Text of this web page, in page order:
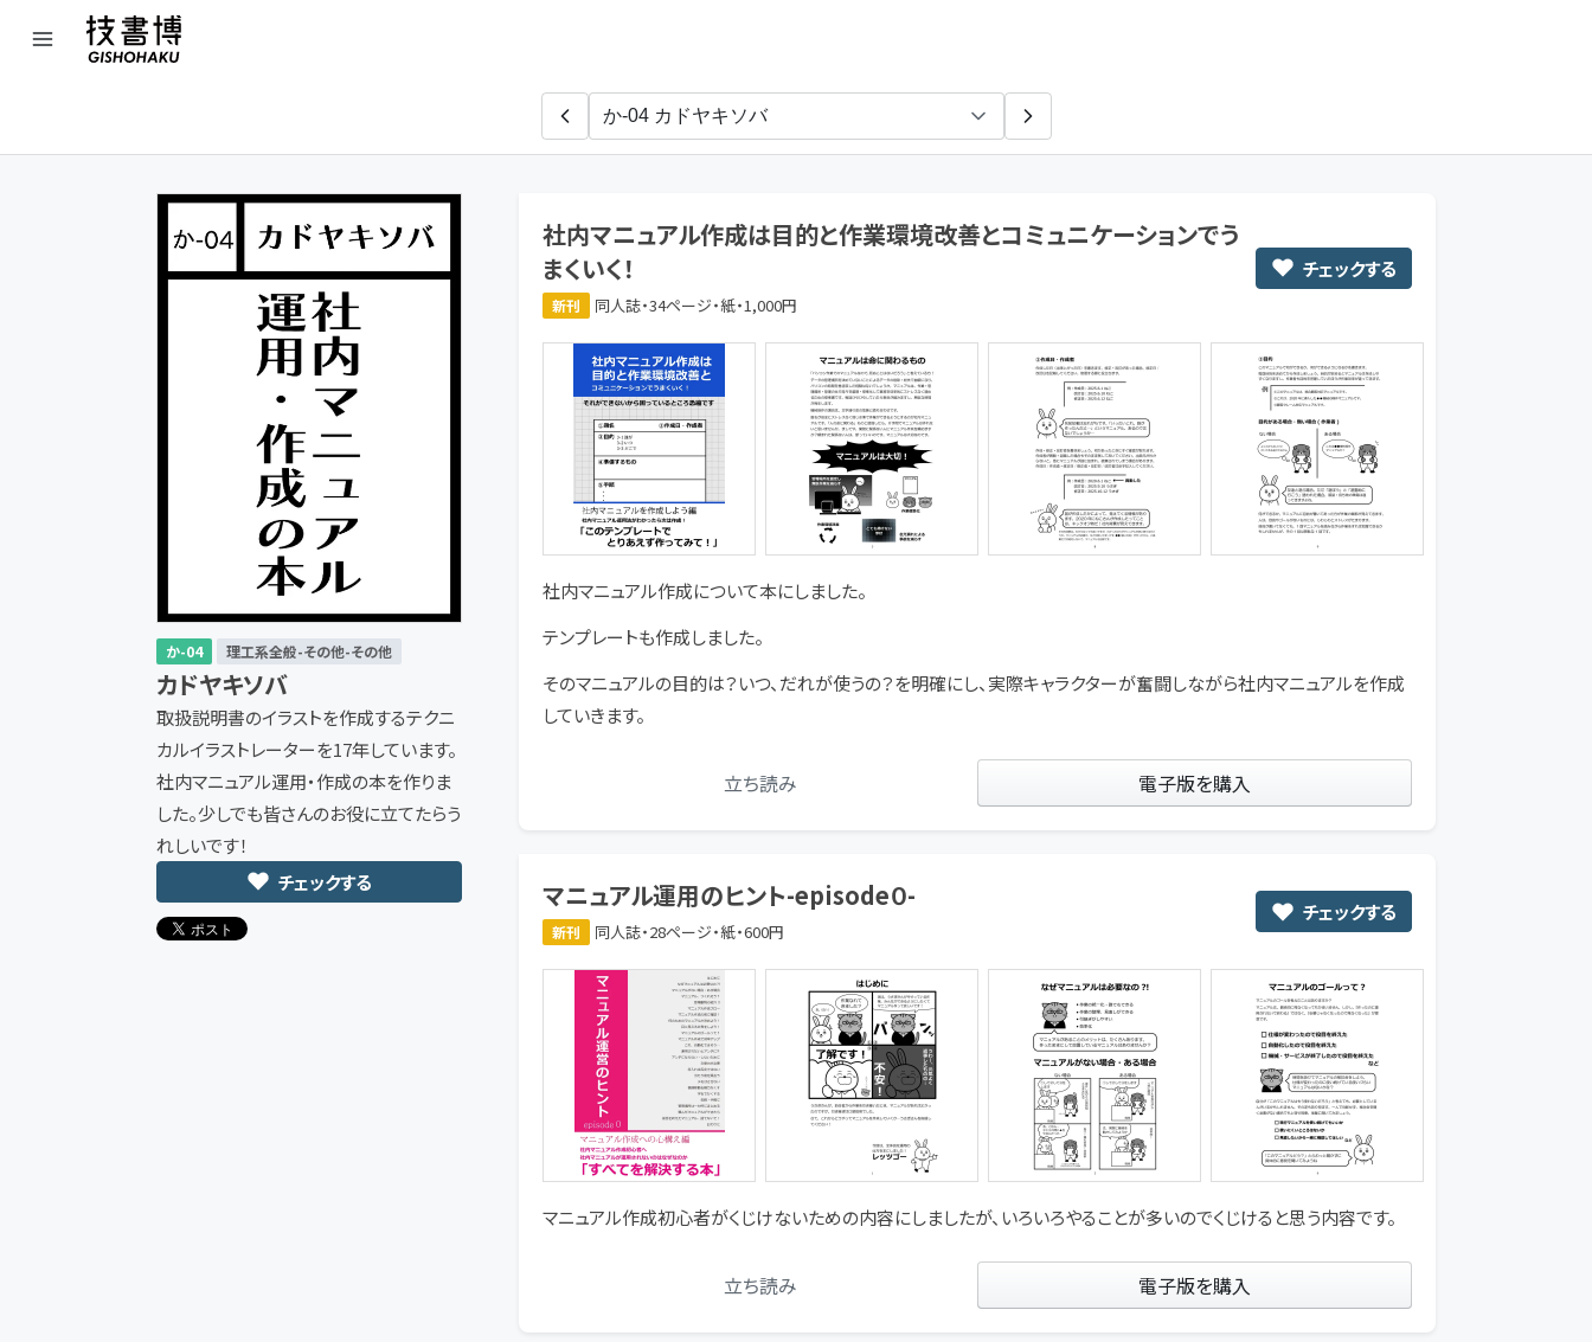
パソコン人文倶楽部 Shade3D研究会
か-04 理工系全般-その他-その他
カドヤキソバ
取扱説明書のイラストを作成するテクニ
カルイラストレーターを17年しています。
社内マニュアル運用・作成の本を作りま
した。少しでも皆さんのお役に立てたらう
れしいです！
チェックする
社内マニュアル作成は目的と作業環境改善とコミュニケーションでう
まくいく！
新刊 同人誌・34ページ・紙・1,000円
チェックする
社内マニュアル作成について本にしました。
テンプレートも作成しました。
そのマニュアルの目的は？いつ、だれが使うの？を明確にし、実際キャラクターが奮闘しながら社内マニュアルを作成
していきます。
立ち読み 電子版を購入
マニュアル運用のヒント-episode０-
新刊 同人誌・28ページ・紙・600円
チェックする
マニュアル作成初心者がくじけないための内容にしましたが、いろいろやることが多いのでくじけると思う内容です。
立ち読み 電子版を購入